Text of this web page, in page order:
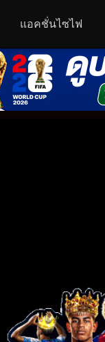
แอคชั่นไซไฟ